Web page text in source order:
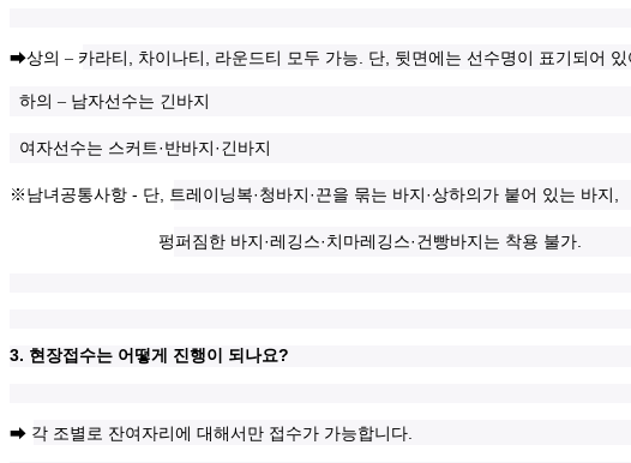
➡상의 – 카라티 , 차이나티 , 라운드티 모두 가능. 단, 뒷면에는 선수명이 표기되어
하의 – 남자선수는 긴바지
여자선수는 스커트· 반바지 · 긴바지
※ 남녀공통사항 - 단, 트레이닝복· 청바지 · 끈을 묶는 바지 ·상하의가 붙어 있는 바지 ,
펑퍼짐한 바지 ·레깅스· 치마레깅스· 건빵바지는 착용 불가.
3. 현장접수는 어떻게 진행이 되나요?
➡ 각 조별로 잔여자리에 대해서만 접수가 가능합니다.